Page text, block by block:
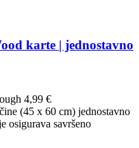
karte | jednostavno
4,99 €
(45 x 60 cm) jednostavno
osigurava savršeno